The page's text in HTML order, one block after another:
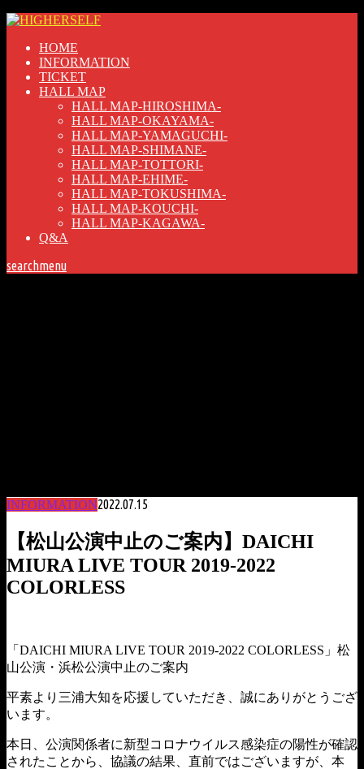
HOME
INFORMATION
TICKET
HALL MAP
HALL MAP-HIROSHIMA-
HALL MAP-OKAYAMA-
HALL MAP-YAMAGUCHI-
HALL MAP-SHIMANE-
HALL MAP-TOTTORI-
HALL MAP-EHIME-
HALL MAP-TOKUSHIMA-
HALL MAP-KOUCHI-
HALL MAP-KAGAWA-
Q&A
searchmenu
INFORMATION2022.07.15
【松山公演中止のご案内】DAICHI
MIURA LIVE TOUR 2019-2022
COLORLESS
「DAICHI MIURA LIVE TOUR 2019-2022 COLORLESS」松
山公演・浜松公演中止のご案内
平素より三浦大知を応援していただき、誠にありがとうござ
います。
本日、公演関係者に新型コロナウイルス感染症の陽性が確認
されたことから、協議の結果、直前ではございますが、本